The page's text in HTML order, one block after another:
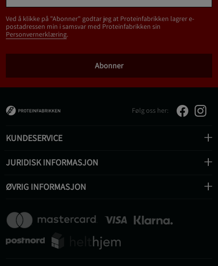
Ved å klikke på "Abonner" godtar jeg at Proteinfabrikken lagrer e-
postadressen min i samsvar med Proteinfabrikken sin
Personvernerklæring.
Abonner
Følg oss her:
KUNDESERVICE
JURIDISK INFORMASJON
ØVRIG INFORMASJON